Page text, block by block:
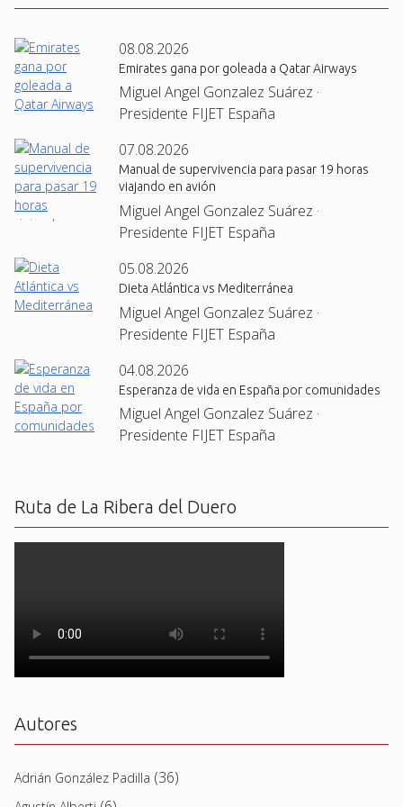
08.08.2026
Emirates gana por goleada a Qatar Airways
Miguel Angel Gonzalez Suárez ·
Presidente FIJET España
07.08.2026
Manual de supervivencia para pasar 19 horas
viajando en avión
Miguel Angel Gonzalez Suárez ·
Presidente FIJET España
05.08.2026
Dieta Atlántica vs Mediterránea
Miguel Angel Gonzalez Suárez ·
Presidente FIJET España
04.08.2026
Esperanza de vida en España por comunidades
Miguel Angel Gonzalez Suárez ·
Presidente FIJET España
Ruta de La Ribera del Duero
Autores
Adrián González Padilla (36)